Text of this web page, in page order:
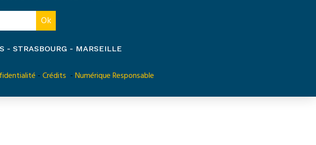
- STRASBOURG - MARSEILLE
- Crédits - Numérique Responsable